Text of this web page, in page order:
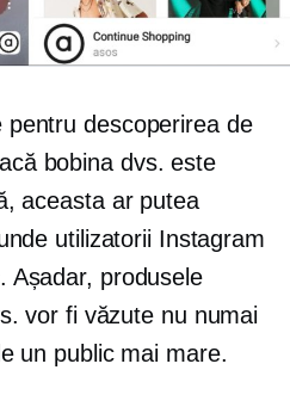
pentru descoperirea de
bobina dvs. este
aceasta ar putea
utilizatorii Instagram
Așadar, produsele
vor fi văzute nu numai
un public mai mare.